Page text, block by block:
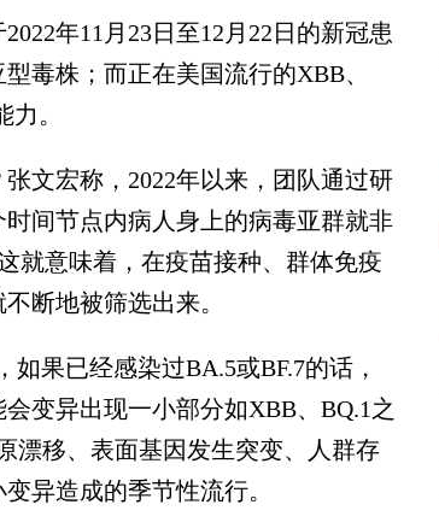
年11月23日至12月22日的新冠患
毒株；而正在美国流行的XBB、
。
宏称，2022年以来，团队通过研
间节点内病人身上的病毒亚群就非
就意味着，在疫苗接种、群体免疫
断地被筛选出来。
果已经感染过BA.5或BF.7的话，
变异出现一小部分如XBB、BQ.1之
漂移、表面基因发生突变、人群存
异造成的季节性流行。